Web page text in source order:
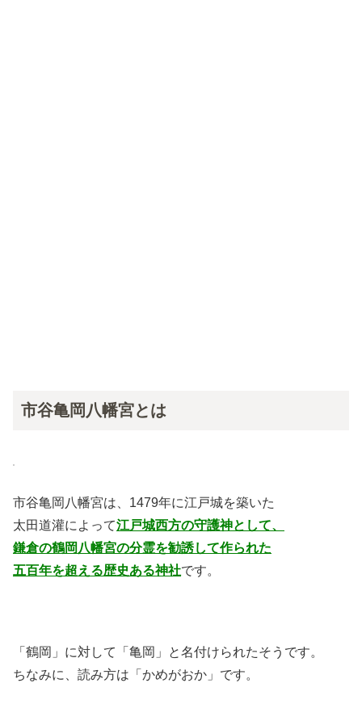
市谷亀岡八幡宮とは
市谷亀岡八幡宮は、1479年に江戸城を築いた
太田道灌によって江戸城西方の守護神として、
鎌倉の鶴岡八幡宮の分霊を勧誘して作られた
五百年を超える歴史ある神社です。
「鶴岡」に対して「亀岡」と名付けられたそうです。
ちなみに、読み方は「かめがおか」です。